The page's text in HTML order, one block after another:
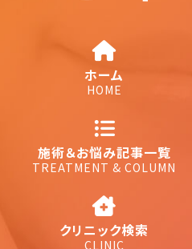
ホーム
HOME
施術＆お悩み記事一覧
TREATMENT & COLUMN
クリニック検索
CLINIC